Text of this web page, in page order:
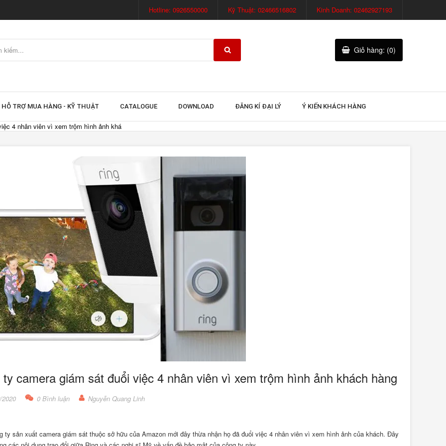
Hotline: 0926550000 Kỹ Thuật: 02466516802 Kinh Doanh: 02462927193
Giỏ hàng: (0)
HỖ TRỢ MUA HÀNG - KỸ THUẬT CATALOGUE DOWNLOAD ĐĂNG KÍ ĐẠI LÝ Ý KIẾN KHÁCH HÀNG
4 nhân viên vì xem trộm hình ảnh khá
ty camera giám sát đuổi việc 4 nhân viên vì xem trộm hình ảnh khách hàng
2020 0 Bình luận Nguyễn Quang Linh
ty sản xuất camera giám sát thuộc sở hữu của Amazon mới đây thừa nhận họ đã đuổi việc 4 nhân viên vì xem hình ảnh của khách. Đây